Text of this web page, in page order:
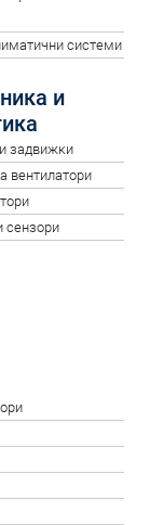
системи
и
задвижки
вентилатори
сензори